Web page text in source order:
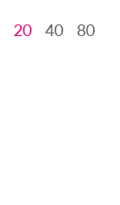
20 40 80